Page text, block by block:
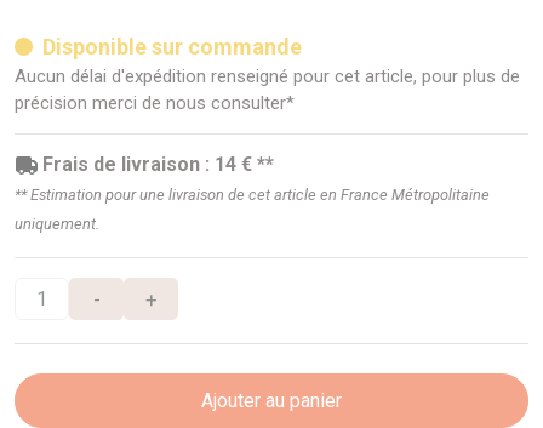
Disponible sur commande
Aucun délai d'expédition renseigné pour cet article, pour plus de
précision merci de nous consulter*
Frais de livraison : 14 € **
** Estimation pour une livraison de cet article en France Métropolitaine
uniquement.
- +
Ajouter au panier